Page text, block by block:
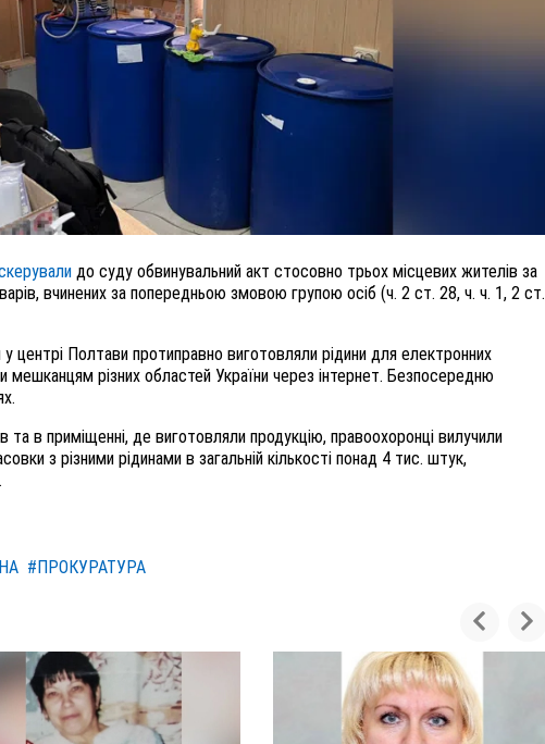
до суду обвинувальний акт стосовно трьох місцевих жителів за
вчинених за попередньою змовою групою осіб (ч. 2 ст. 28, ч. ч. 1, 2 ст.
центрі Полтави протиправно виготовляли рідини для електронних
мешканцям різних областей України через інтернет. Безпосередню
та в приміщенні, де виготовляли продукцію, правоохоронці вилучили
з різними рідинами в загальній кількості понад 4 тис. штук,
#ПРОКУРАТУРА
РІЧНУ
ВНАСЛІДОК ПОРАНЕНЬ, ОТРИМАНИХ НА ВІЙНІ,
ПОМЕР ВОЇН ЮРІЙ ВОЙТИК
25 листопада 2025